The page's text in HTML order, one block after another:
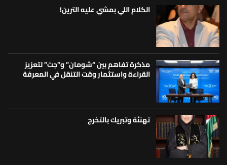
الكلام اللي بمشي عليه الترين!
مذكرة تفاهم بين “شومان” و”جت” لتعزيز
القراءة واستثمار وقت التنقل في المعرفة
تهنئة وتبريك بالتخرج